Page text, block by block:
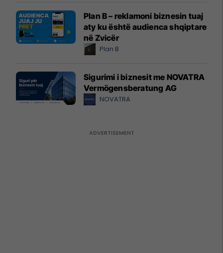
Plan B – reklamoni biznesin tuaj
aty ku është audienca shqiptare
në Zvicër
Plan B
Sigurimi i biznesit me NOVATRA
Vermögensberatung AG
NOVATRA